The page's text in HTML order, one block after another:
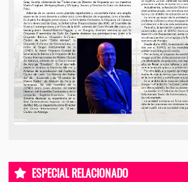
ESPECIAL RELACIONADO